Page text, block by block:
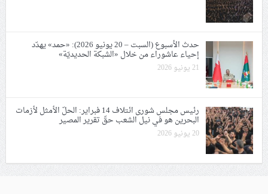
حدث الأسبوع (السبت – 20 يونيو 2026): «حمد» يهدّد
إحياء عاشوراء من خلال «الشبكة الحديديّة»
21 يونيو 2026
رئيس مجلس شورى ائتلاف 14 فبراير: الحلّ الأمثل لأزمات
البحرين هو في نيل الشعب حقّ تقرير المصير
20 يونيو 2026